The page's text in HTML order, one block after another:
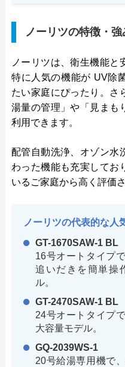
ノーリツの特徴・強
ノーリツは、衛生機能と
特に人気の機能が UV除
たい家庭にぴったり。さ
湯量の管理」や「見まも
利用できます。
配管自動洗浄、オゾン水
わった機能も充実してお
いるご家庭から高く評価
ノーリツの代表的な人
GT-1670SAW-1 BL
16号オートタイプ
追いだきを簡単操
ル。
GT-2470SAW-1 BL
24号オートタイプ
大容量モデル。
GQ-2039WS-1
20号給湯専用機で